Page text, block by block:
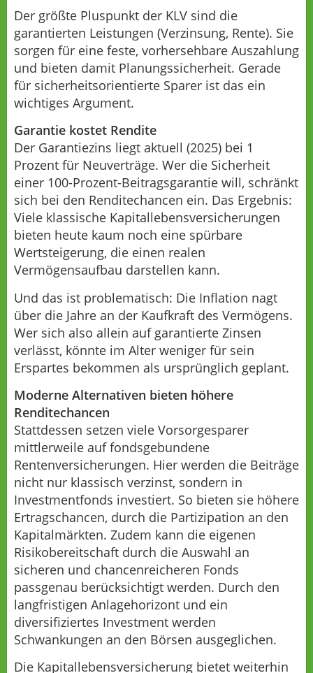
Der größte Pluspunkt der KLV sind die
garantierten Leistungen (Verzinsung, Rente). Sie
sorgen für eine feste, vorhersehbare Auszahlung
und bieten damit Planungssicherheit. Gerade
für sicherheitsorientierte Sparer ist das ein
wichtiges Argument.
Garantie kostet Rendite
Der Garantiezins liegt aktuell (2025) bei 1
Prozent für Neuverträge. Wer die Sicherheit
einer 100-Prozent-Beitragsgarantie will, schränkt
sich bei den Renditechancen ein. Das Ergebnis:
Viele klassische Kapitallebensversicherungen
bieten heute kaum noch eine spürbare
Wertsteigerung, die einen realen
Vermögensaufbau darstellen kann.
Und das ist problematisch: Die Inflation nagt
über die Jahre an der Kaufkraft des Vermögens.
Wer sich also allein auf garantierte Zinsen
verlässt, könnte im Alter weniger für sein
Erspartes bekommen als ursprünglich geplant.
Moderne Alternativen bieten höhere
Renditechancen
Stattdessen setzen viele Vorsorgesparer
mittlerweile auf fondsgebundene
Rentenversicherungen. Hier werden die Beiträge
nicht nur klassisch verzinst, sondern in
Investmentfonds investiert. So bieten sie höhere
Ertragschancen, durch die Partizipation an den
Kapitalmärkten. Zudem kann die eigenen
Risikobereitschaft durch die Auswahl an
sicheren und chancenreicheren Fonds
passgenau berücksichtigt werden. Durch den
langfristigen Anlagehorizont und ein
diversifiziertes Investment werden
Schwankungen an den Börsen ausgeglichen.
Die Kapitallebensversicherung bietet weiterhin